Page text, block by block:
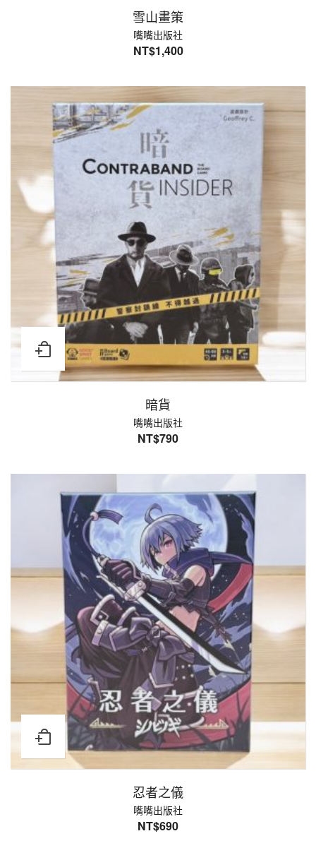
雪山畫策
嘴嘴出版社
NT$1,400
暗貨
嘴嘴出版社
NT$790
忍者之儀
嘴嘴出版社
NT$690